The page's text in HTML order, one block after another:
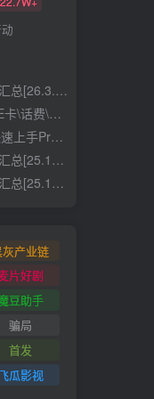
3.21整理]
\肯德基】
手Prompt
12.12整理]
11.30整理]
产业链
片好剧
豆助手
骗局
首发
瓜影视